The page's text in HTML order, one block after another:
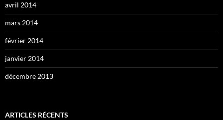
avril 2014
mars 2014
février 2014
janvier 2014
décembre 2013
ARTICLES RÉCENTS